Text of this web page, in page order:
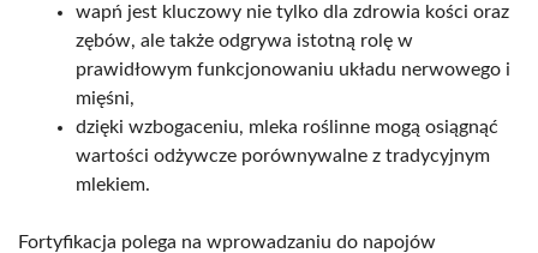
wapń jest kluczowy nie tylko dla zdrowia kości oraz
zębów, ale także odgrywa istotną rolę w
prawidłowym funkcjonowaniu układu nerwowego i
mięśni,
dzięki wzbogaceniu, mleka roślinne mogą osiągnąć
wartości odżywcze porównywalne z tradycyjnym
mlekiem.
Fortyfikacja polega na wprowadzaniu do napojów